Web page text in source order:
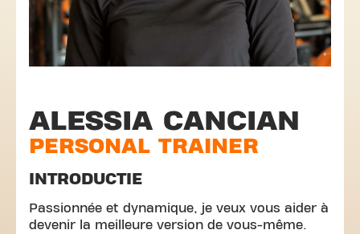
ALESSIA CANCIAN
PERSONAL TRAINER
INTRODUCTIE
Passionnée et dynamique, je veux vous aider à
devenir la meilleure version de vous-même.